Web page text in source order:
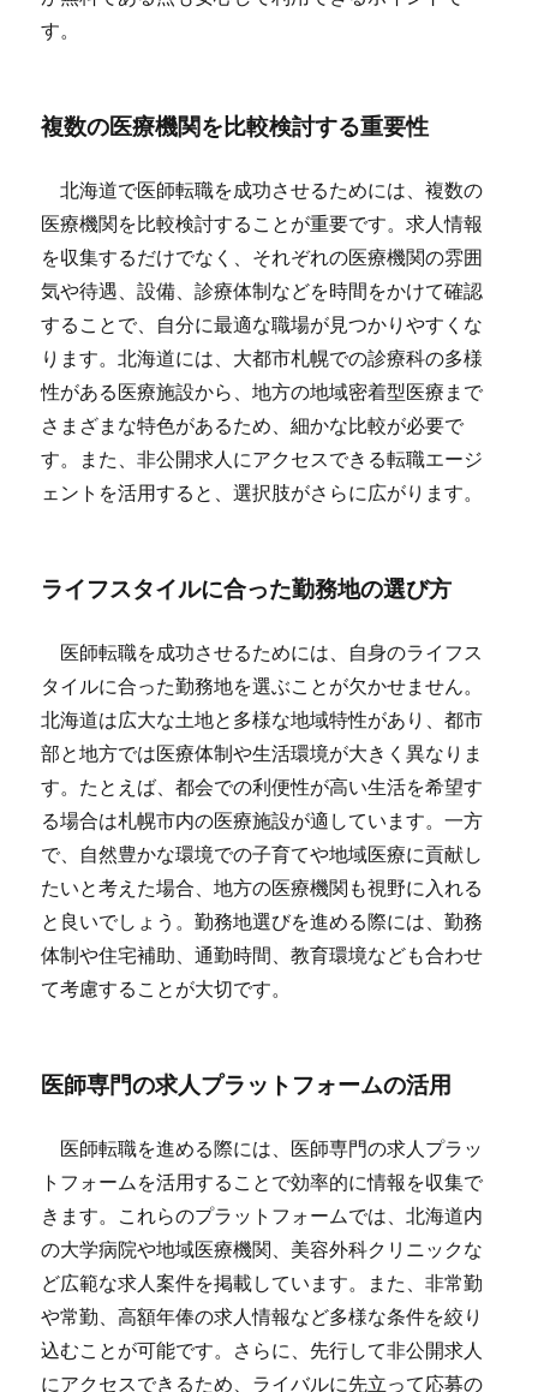
す。
複数の医療機関を比較検討する重要性
北海道で医師転職を成功させるためには、複数の
医療機関を比較検討することが重要です。求人情報
を収集するだけでなく、それぞれの医療機関の雰囲
気や待遇、設備、診療体制などを時間をかけて確認
することで、自分に最適な職場が見つかりやすくな
ります。北海道には、大都市札幌での診療科の多様
性がある医療施設から、地方の地域密着型医療まで
さまざまな特色があるため、細かな比較が必要で
す。また、非公開求人にアクセスできる転職エージ
ェントを活用すると、選択肢がさらに広がります。
ライフスタイルに合った勤務地の選び方
医師転職を成功させるためには、自身のライフス
タイルに合った勤務地を選ぶことが欠かせません。
北海道は広大な土地と多様な地域特性があり、都市
部と地方では医療体制や生活環境が大きく異なりま
す。たとえば、都会での利便性が高い生活を希望す
る場合は札幌市内の医療施設が適しています。一方
で、自然豊かな環境での子育てや地域医療に貢献し
たいと考えた場合、地方の医療機関も視野に入れる
と良いでしょう。勤務地選びを進める際には、勤務
体制や住宅補助、通勤時間、教育環境なども合わせ
て考慮することが大切です。
医師専門の求人プラットフォームの活用
医師転職を進める際には、医師専門の求人プラッ
トフォームを活用することで効率的に情報を収集で
きます。これらのプラットフォームでは、北海道内
の大学病院や地域医療機関、美容外科クリニックな
ど広範な求人案件を掲載しています。また、非常勤
や常勤、高額年俸の求人情報など多様な条件を絞り
込むことが可能です。さらに、先行して非公開求人
にアクセスできるため、ライバルに先立って応募の